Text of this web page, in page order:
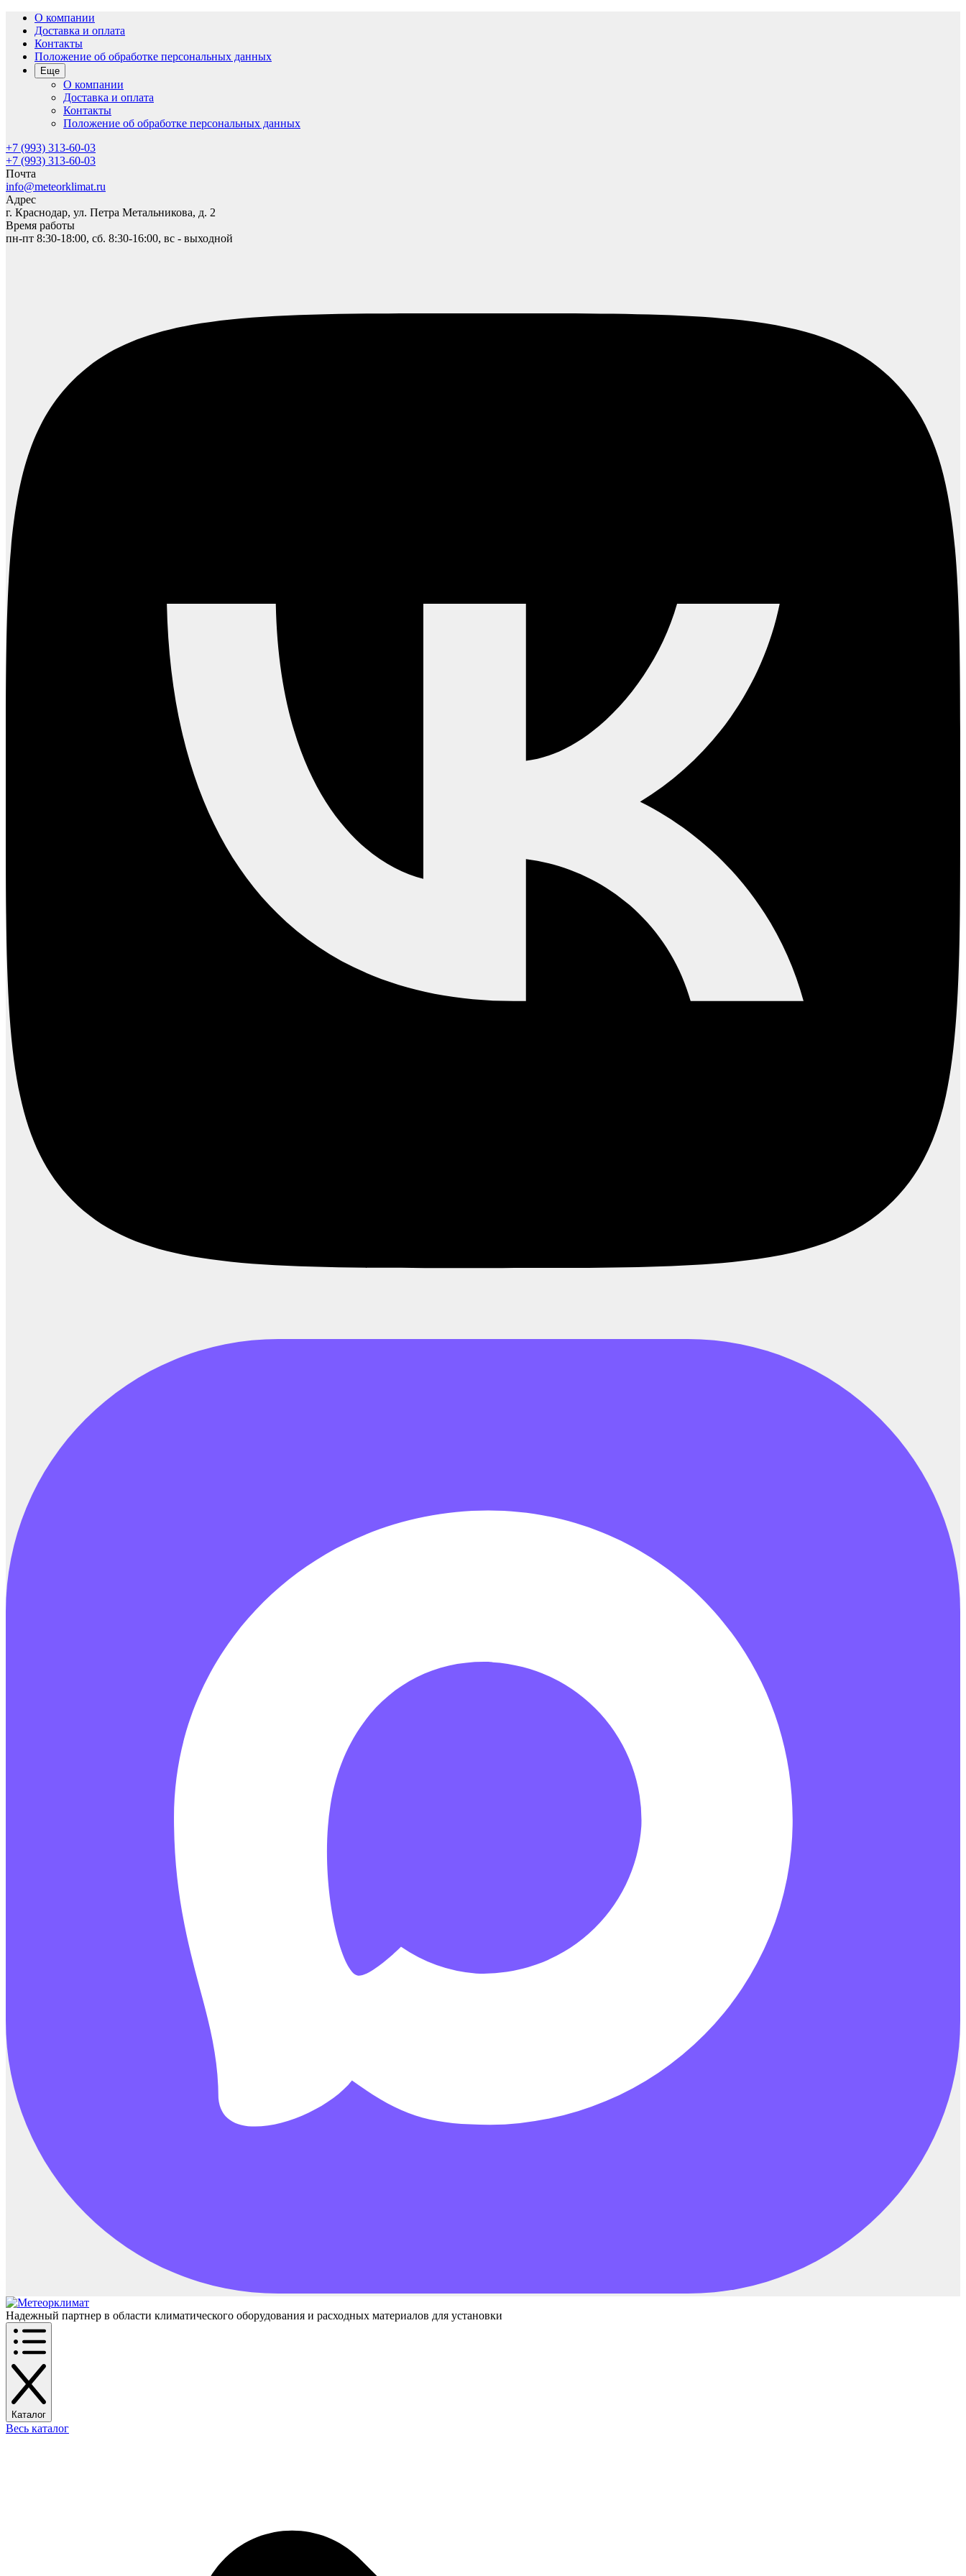
О компании
Доставка и оплата
Контакты
Положение об обработке персональных данных
Еще
О компании
Доставка и оплата
Контакты
Положение об обработке персональных данных
+7 (993) 313-60-03
+7 (993) 313-60-03
Почта
info@meteorklimat.ru
Адрес
г. Краснодар, ул. Петра Метальникова, д. 2
Время работы
пн-пт 8:30-18:00, сб. 8:30-16:00, вс - выходной
Надежный партнер в области климатического оборудования и расходных материалов для установки
Каталог
Весь каталог